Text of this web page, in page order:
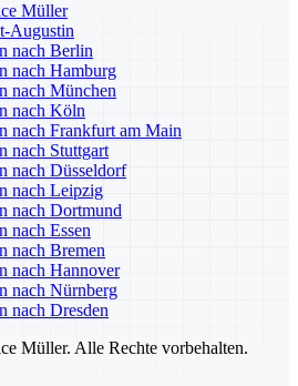
Müller
Augustin
nach Berlin
nach Hamburg
nach München
nach Köln
nach Frankfurt am Main
nach Stuttgart
nach Düsseldorf
nach Leipzig
nach Dortmund
nach Essen
nach Bremen
nach Hannover
nach Nürnberg
nach Dresden
Müller. Alle Rechte vorbehalten.